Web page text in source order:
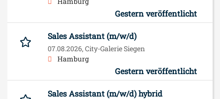
Gestern veröffentlicht
Sales Assistant (m/w/d)
07.08.2026, City-Galerie Siegen
Hamburg
Gestern veröffentlicht
Sales Assistant (m/w/d) hybrid